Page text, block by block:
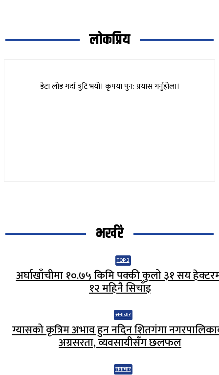
लोकप्रिय
डेटा लोड गर्दा त्रुटि भयो। कृपया पुन: प्रयास गर्नुहोला।
भर्खरै
TOP 3
अर्घाखाँचीमा १०.७५ किमि पक्की कुलो ३१ सय
१२ महिनै सिचाँइ
समाचार
ग्यासको कृत्रिम अभाव हुन नदिन शितगंगा
अग्रसरता, व्यवसायीसँग छलफल
समाचार